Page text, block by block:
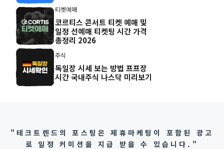
티켓예매
코르티스 콘서트 티켓 예매 및
일정 선예매 티켓팅 시간 가격
총정리 2026
주식
독일장 시세 보는 방법 프프장
시간 국내주식 나스닥 미리보기
"테크트렌드의 포스팅은 제휴마케팅이 포함된 광고
로 일정 커미션을 지급 받을 수 있습니다."